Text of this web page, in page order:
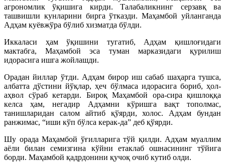
агрономлик ўқишига кирди. Талабаликнинг серзавқ ва
ташвишли кунларини бирга ўтказди. Маҳамбой уйланганда
Адҳам куёвжўра бўлиб хизматда бўлди.
Иккаласи ҳам ўқишини тугатиб, Адҳам қишлоғидаги
мактабга, Маҳамбой эса туман марказидаги қурилиш
идорасига ишга жойлашди.
Орадан йиллар ўтди. Адҳам бирор иш сабаб шаҳарга тушса,
албатта дўстини йўқлар, ҳеч бўлмаса идорасига бориб, ҳол-
аҳвол сўраб кетарди. Бироқ Маҳамбой ора-сира қишлоққа
келса ҳам, негадир Адҳамни кўришга вақт тополмас,
танишларидан салом айтиб қўярди, холос. Адҳам бундан
ранжимас, “иши кўп бўлса керак-да” деб қўярди.
Шу орада Маҳамбой ўғилларига тўй қилди. Адҳам муаллим
аёли билан семизгина кўйни етаклаб ошнасининг тўйига
борди. Маҳамбой қадрдонини қучоқ очиб кутиб олди.